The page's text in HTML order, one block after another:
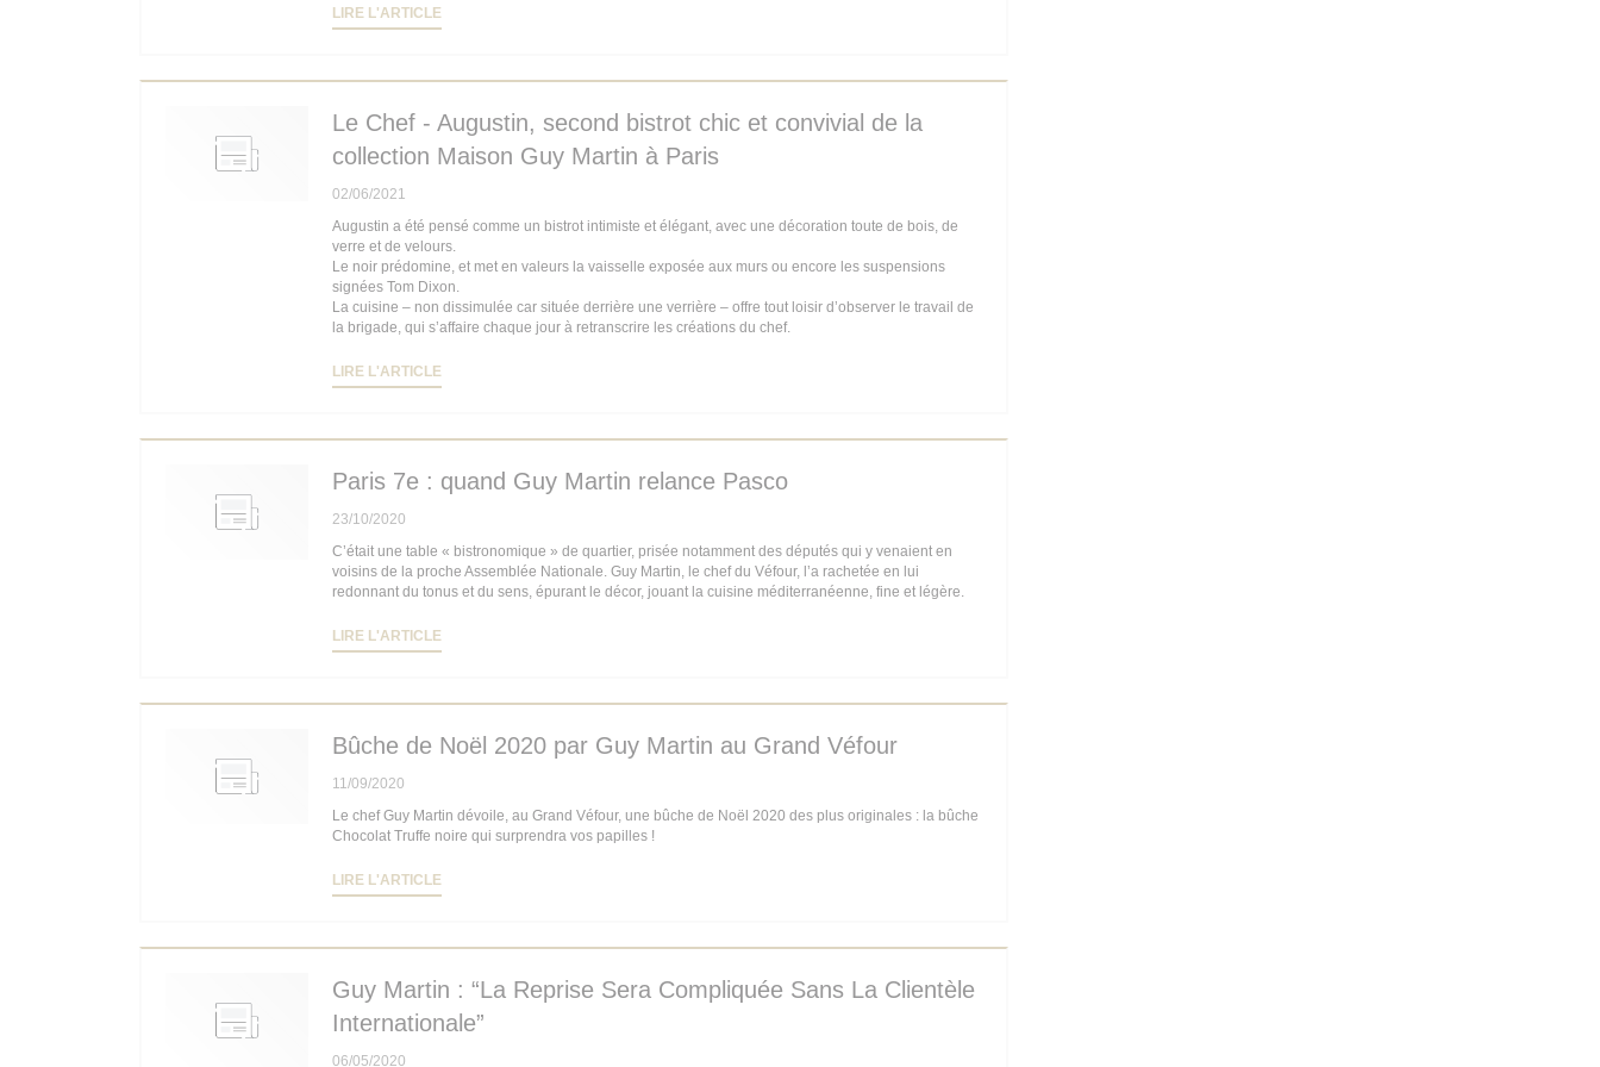
LIRE L'ARTICLE
Le Chef - Augustin, second bistrot chic et convivial de la
collection Maison Guy Martin à Paris
02/06/2021
Augustin a été pensé comme un bistrot intimiste et élégant, avec une décoration toute de bois, de
verre et de velours.
Le noir prédomine, et met en valeurs la vaisselle exposée aux murs ou encore les suspensions
signées Tom Dixon.
La cuisine – non dissimulée car située derrière une verrière – offre tout loisir d’observer le travail de
la brigade, qui s’affaire chaque jour à retranscrire les créations du chef.
LIRE L'ARTICLE
Paris 7e : quand Guy Martin relance Pasco
23/10/2020
C’était une table « bistronomique » de quartier, prisée notamment des députés qui y venaient en
voisins de la proche Assemblée Nationale. Guy Martin, le chef du Véfour, l’a rachetée en lui
redonnant du tonus et du sens, épurant le décor, jouant la cuisine méditerranéenne, fine et légère.
LIRE L'ARTICLE
Bûche de Noël 2020 par Guy Martin au Grand Véfour
11/09/2020
Le chef Guy Martin dévoile, au Grand Véfour, une bûche de Noël 2020 des plus originales : la bûche
Chocolat Truffe noire qui surprendra vos papilles !
LIRE L'ARTICLE
Guy Martin : “La Reprise Sera Compliquée Sans La Clientèle
Internationale”
06/05/2020